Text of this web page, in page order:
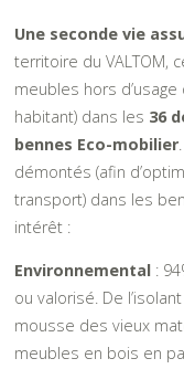
Une seconde vie
territoire du VALTOM,
meubles hors
habitant) dans les 36
bennes Eco-mobilier
démontés (afin
transport) dans les
intérêt :
Environnemental :
ou valorisé. De
mousse des vieux
meubles en bois en